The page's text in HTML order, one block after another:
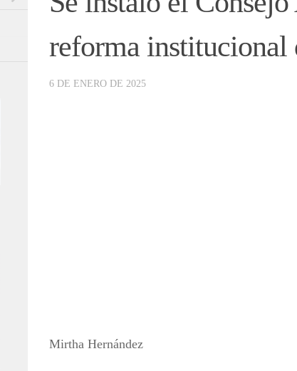
reforma institucional
6 DE ENERO DE 2025
Mirtha Hernández